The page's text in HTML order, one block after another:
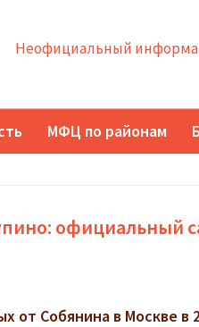
Неофициальный
МФЦ по районам
официальный
от Собянина в Москве в